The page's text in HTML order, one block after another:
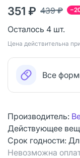
439 ₽
351 ₽
Осталось 4 шт.
Цена действительна
Все
Производитель:
Действующее
Срок годности:
Невозможна